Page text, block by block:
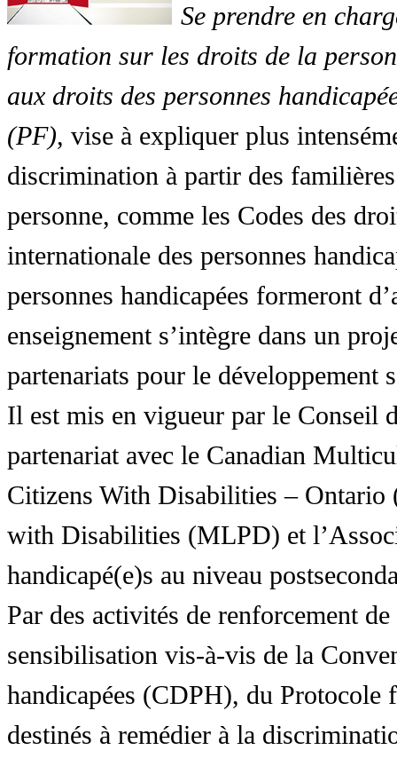
Se prendre en
formation sur les droits de la
aux droits des personnes
(PF), vise à expliquer plus
discrimination à partir des
personne, comme les Codes des
internationale des personnes
personnes handicapées formeront
enseignement s’intègre dans un
partenariats pour le développement
Il est mis en vigueur par le Conseil
partenariat avec le Canadian
Citizens With Disabilities – Ontario
with Disabilities (MLPD) et
handicapé(e)s au niveau
Par des activités de renforcement
sensibilisation vis-à-vis de la
handicapées (CDPH), du Protocole
destinés à remédier à la